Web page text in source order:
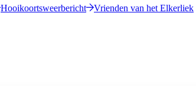
Hooikoortsweerbericht Vrienden van het Elkerliek